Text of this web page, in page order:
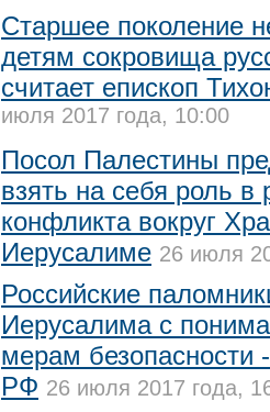
Старшее поколение
детям сокровища
считает епископ
июля 2017 года, 10:00
Посол Палестины
взять на себя роль в
конфликта вокруг
Иерусалиме 26 июля
Российские
Иерусалима с
мерам безопасности
РФ 26 июля 2017 года,